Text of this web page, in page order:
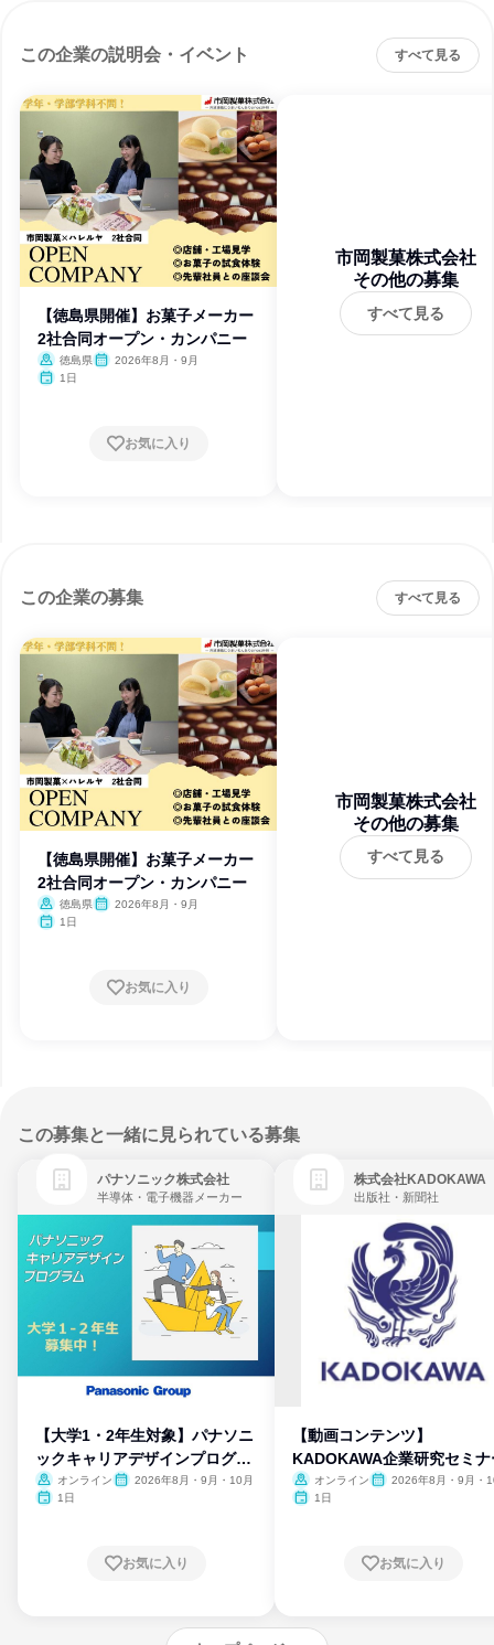
この企業の説明会・イベント すべて見る
【徳島県開催】お菓子メーカー
2社合同オープン・カンパニー
徳島県
2026年8月・9月
1日
お気に入り
市岡製菓株式会社
その他の募集
すべて見る
この企業の募集 すべて見る
【徳島県開催】お菓子メーカー
2社合同オープン・カンパニー
徳島県
2026年8月・9月
1日
お気に入り
市岡製菓株式会社
その他の募集
すべて見る
この募集と一緒に見られている募集
パナソニック株式会社
半導体・電子機器メーカー
【大学1・2年生対象】パナソニ
ックキャリアデザインプログラ
ム
オンライン
2026年8月・9月・10月
1日
お気に入り
株式会社KADOKAWA
出版社・新聞社
【動画コンテンツ】
KADOKAWA企業研究セミナ
オンライン
2026年8月・9月・
1日
お気に入り